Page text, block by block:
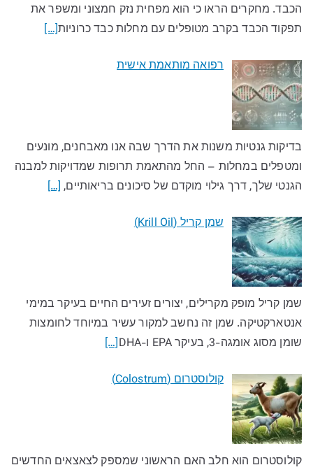
הכבד. מחקרים הראו כי הוא מפחית נזק חמצוני ומשפר את
תפקוד הכבד בקרב מטופלים עם מחלות כבד כרוניות[…]
רפואה מותאמת אישית
בדיקות גנטיות משנות את הדרך שבה אנו מאבחנים, מונעים
ומטפלים במחלות – החל מהתאמת תרופות שמדויקות למבנה
הגנטי שלך, דרך גילוי מוקדם של סיכונים בריאותיים, […]
שמן קריל (Krill Oil)
שמן קריל מופק מקרילים, יצורים זעירים החיים בעיקר במימי
אנטארקטיקה. שמן זה נחשב למקור עשיר במיוחד לחומצות
שומן מסוג אומגה-3, בעיקר EPA ו-DHA
[…]
קולוסטרום (Colostrum)
קולוסטרום הוא חלב האם הראשוני שמספק לצאצאים החדשים